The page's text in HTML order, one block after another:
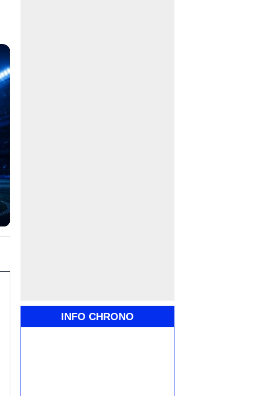
INFO CHRONO